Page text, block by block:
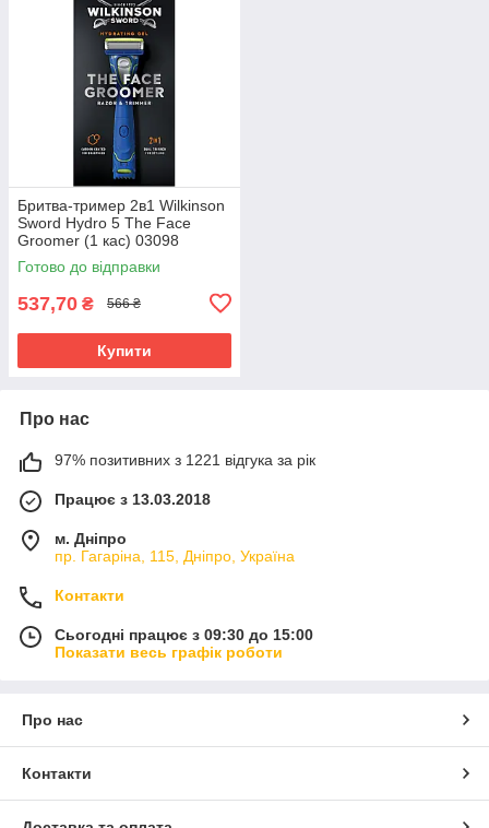
Бритва-тример 2в1 Wilkinson
Sword Hydro 5 The Face
Groomer (1 кас) 03098
Готово до відправки
537,70 ₴ 566 ₴
Купити
Про нас
97% позитивних з 1221 відгука за рік
Працює з 13.03.2018
м. Дніпро
пр. Гагаріна, 115, Дніпро, Україна
Контакти
Сьогодні працює з 09:30 до 15:00
Показати весь графік роботи
Про нас
Контакти